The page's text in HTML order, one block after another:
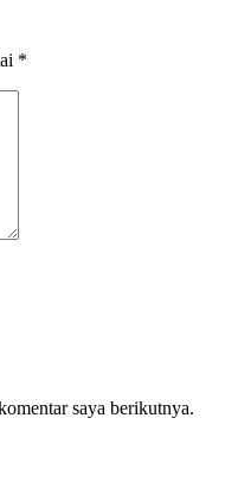
*
saya berikutnya.